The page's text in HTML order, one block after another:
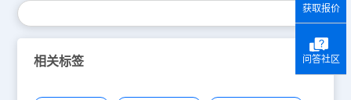
相关标签
获取报价
问答社区